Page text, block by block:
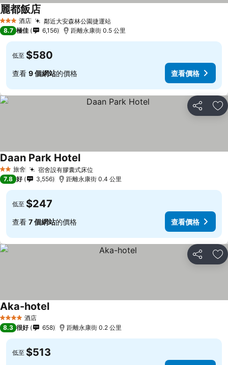
3 星級 酒店 鄰近大安森林公園捷運站
麗都飯店
8.7 極佳 6,156 距離永康街 0.5 公里
低至 $580
查看 9 個網站的價格 查看價格
分享 放
2 星級旅舍 宿舍設有膠囊式床位
Daan Park Hotel
7.8 好 3,556 距離永康街 0.4 公里
低至 $247
查看 7 個網站的價格 查看價格
分享 放
4 星級 酒店
Aka-hotel
8.3 很好 658 距離永康街 0.2 公里
低至 $513